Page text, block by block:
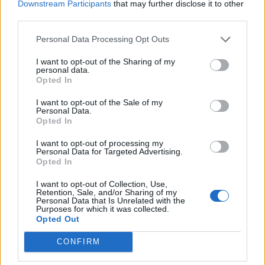
Downstream Participants that may further disclose it to other
Personal Data Processing Opt Outs
I want to opt-out of the Sharing of my
personal data.
Opted In
I want to opt-out of the Sale of my
Personal Data.
Opted In
I want to opt-out of processing my
Personal Data for Targeted Advertising.
Opted In
I want to opt-out of Collection, Use,
Retention, Sale, and/or Sharing of my
Personal Data that Is Unrelated with the
Purposes for which it was collected.
Opted Out
CONFIRM